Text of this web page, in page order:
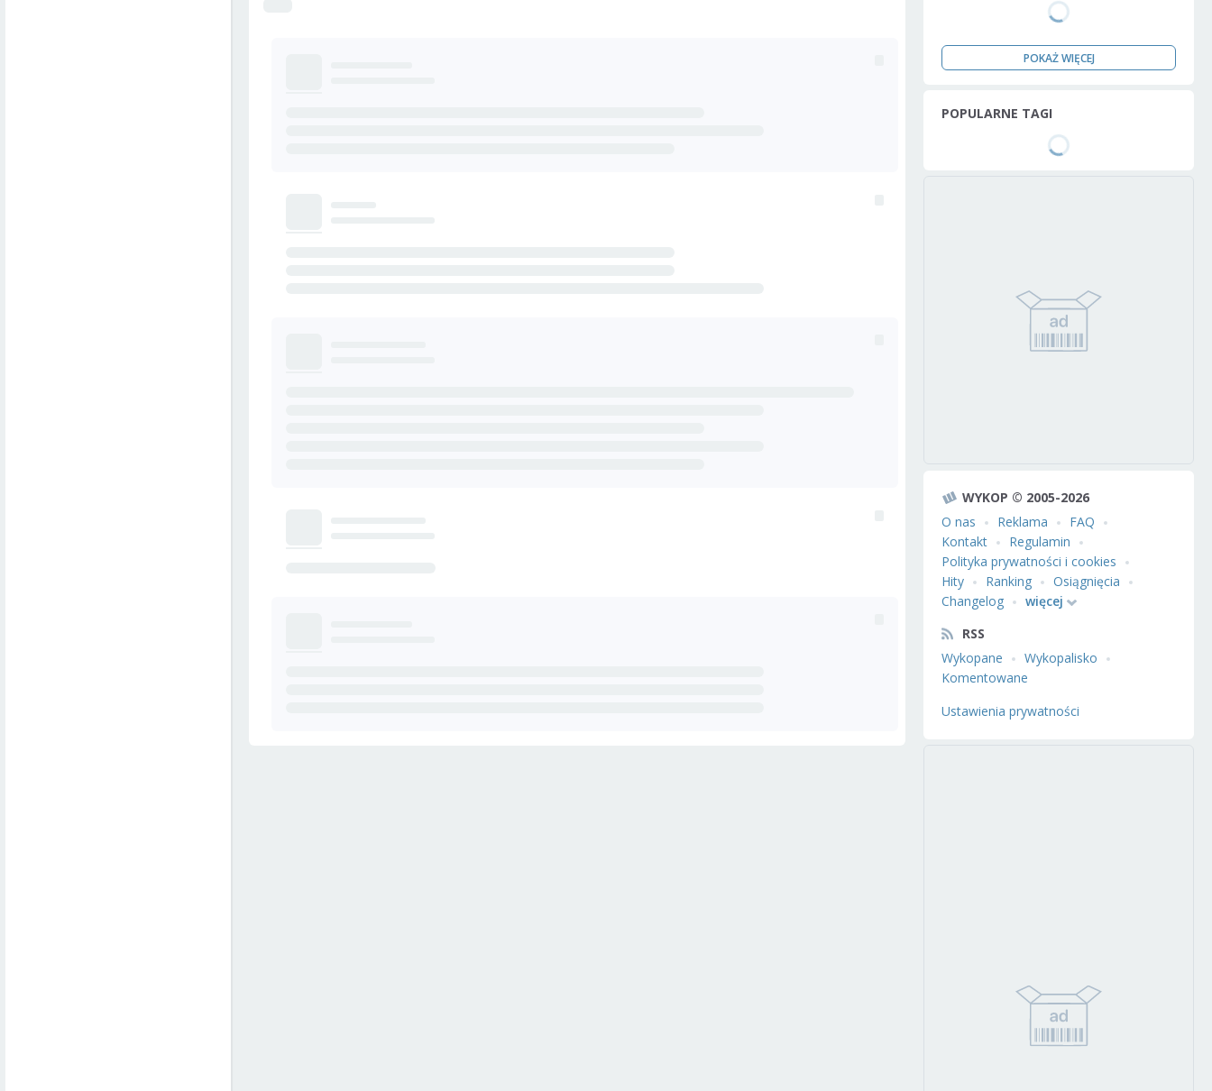
POKAŻ WIĘCEJ
POPULARNE TAGI
WYKOP © 2005-2026
O nas
Reklama
FAQ
Kontakt
Regulamin
Polityka prywatności i cookies
Hity
Ranking
Osiągnięcia
Changelog
więcej
RSS
Wykopane
Wykopalisko
Komentowane
Ustawienia prywatności